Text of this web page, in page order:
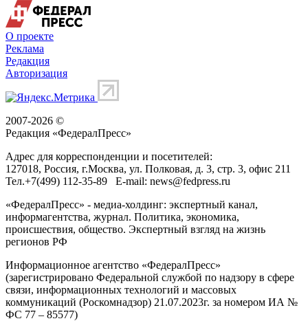
О проекте
Реклама
Редакция
Авторизация
2007-2026 ©
Редакция «ФедералПресс»
Адрес для корреспонденции и посетителей:
127018, Россия, г.Москва, ул. Полковая, д. 3, стр. 3, офис 211
Тел.+7(499) 112-35-89 E-mail: news@fedpress.ru
«ФедералПресс» - медиа-холдинг: экспертный канал,
информагентства, журнал. Политика, экономика,
происшествия, общество. Экспертный взгляд на жизнь
регионов РФ
Информационное агентство «ФедералПресс»
(зарегистрировано Федеральной службой по надзору в сфере
связи, информационных технологий и массовых
коммуникаций (Роскомнадзор) 21.07.2023г. за номером ИА №
ФС 77 – 85577)